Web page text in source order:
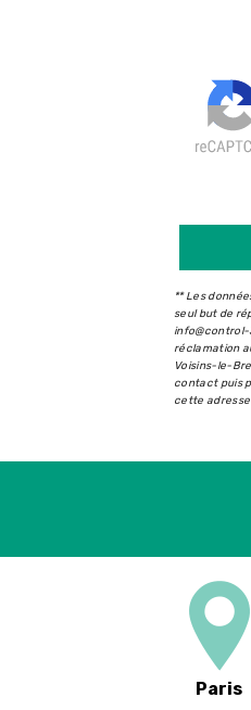
** Les
seul but de
info@control-
réclamation
Voisins-le-
contact puis
cette adresse
Paris